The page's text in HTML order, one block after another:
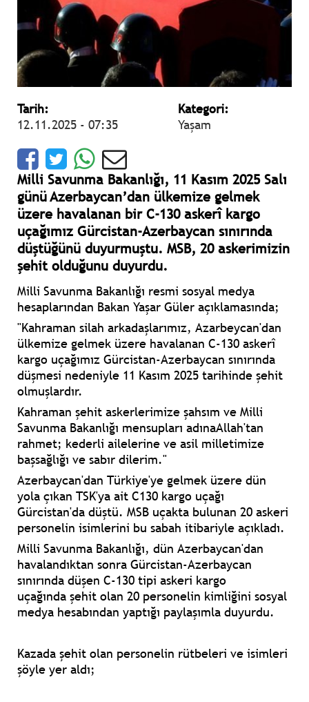
Tarih:
12.11.2025 - 07:35
Kategori:
Yaşam
Milli Savunma Bakanlığı, 11 Kasım 2025 Salı
günü Azerbaycan’dan ülkemize gelmek
üzere havalanan bir C-130 askerî kargo
uçağımız Gürcistan-Azerbaycan sınırında
düştüğünü duyurmuştu. MSB, 20 askerimizin
şehit olduğunu duyurdu.
Milli Savunma Bakanlığı resmi sosyal medya
hesaplarından Bakan Yaşar Güler açıklamasında;
"Kahraman silah arkadaşlarımız, Azarbeycan'dan
ülkemize gelmek üzere havalanan C-130 askerî
kargo uçağımız Gürcistan-Azerbaycan sınırında
düşmesi nedeniyle 11 Kasım 2025 tarihinde şehit
olmuşlardır.
Kahraman şehit askerlerimize şahsım ve Milli
Savunma Bakanlığı mensupları adınaAllah'tan
rahmet; kederli ailelerine ve asil milletimize
başsağlığı ve sabır dilerim."
Azerbaycan'dan Türkiye'ye gelmek üzere dün
yola çıkan TSK'ya ait C130 kargo uçağı
Gürcistan'da düştü. MSB uçakta bulunan 20 askeri
personelin isimlerini bu sabah itibariyle açıkladı.
Milli Savunma Bakanlığı, dün Azerbaycan'dan
havalandıktan sonra Gürcistan-Azerbaycan
sınırında düşen C-130 tipi askeri kargo
uçağında şehit olan 20 personelin kimliğini sosyal
medya hesabından yaptığı paylaşımla duyurdu.
Kazada şehit olan personelin rütbeleri ve isimleri
şöyle yer aldı;